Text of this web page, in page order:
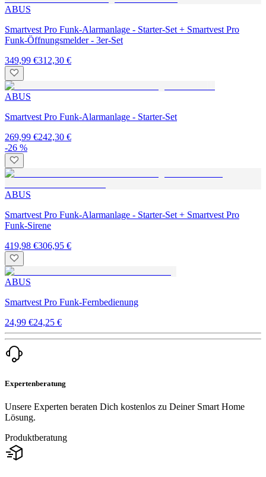
ABUS
Smartvest Pro Funk-Alarmanlage - Starter-Set + Smartvest Pro
Funk-Öffnungsmelder - 3er-Set
349,99 €312,30 €
ABUS
Smartvest Pro Funk-Alarmanlage - Starter-Set
269,99 €242,30 €
-26 %
ABUS
Smartvest Pro Funk-Alarmanlage - Starter-Set + Smartvest Pro
Funk-Sirene
419,98 €306,95 €
ABUS
Smartvest Pro Funk-Fernbedienung
24,99 €24,25 €
Expertenberatung
Unsere Experten beraten Dich kostenlos zu Deiner Smart Home
Lösung.
Produktberatung